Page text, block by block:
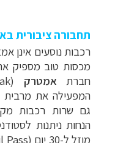
תחבורה ציבורית
רכבות נוסעים אינן
מכסות טוב מספיק
חברת אמטרק (
המפעילה את מרבית
גם שרות רכבות
הנחות ניתנות
מוזל ל-30 יום (
Pass